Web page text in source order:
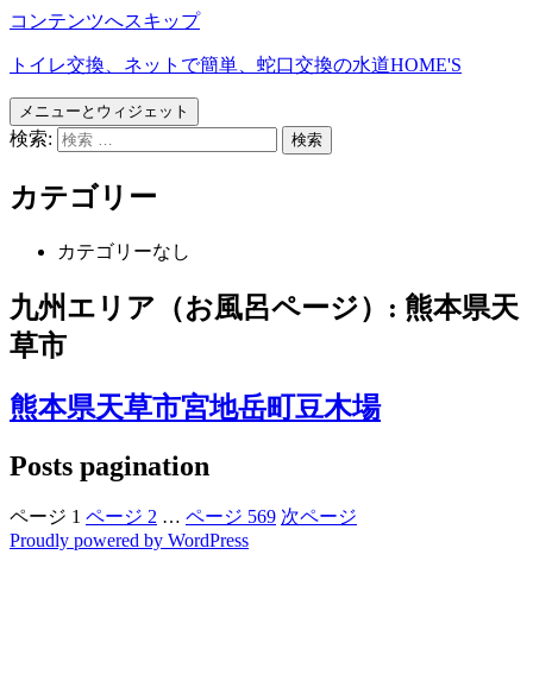
コンテンツへスキップ
トイレ交換、ネットで簡単、蛇口交換の水道HOME'S
メニューとウィジェット
検索:
カテゴリー
カテゴリーなし
九州エリア（お風呂ページ）: 熊本県天
草市
熊本県天草市宮地岳町豆木場
Posts pagination
ページ 1 ページ 2 … ページ 569 次ページ
Proudly powered by WordPress